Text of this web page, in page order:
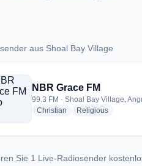
aus Shoal Bay Village
aus Shoal Bay Village
NBR Grace FM
99.3 FM · Shoal Bay Village,
Christian radio stations
Religiousradio
Sie 1 Live-Radiosender